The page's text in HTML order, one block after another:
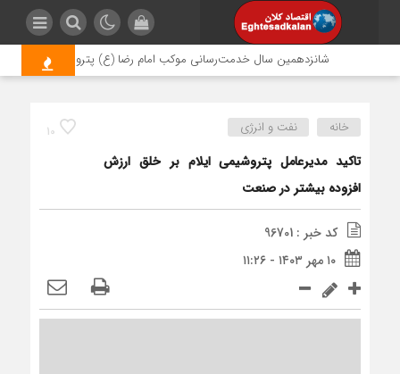
شانزدهمین سال خدمت‌رسانی موکب امام رضا (ع) پتروشیمی اروند؛
10 خانه نفت و انرژی
تاکید مدیرعامل پتروشیمی ایلام بر خلق ارزش
افزوده بیشتر در صنعت
کد خبر : 96701
۱۰ مهر ۱۴۰۳ - ۱۱:۲۶